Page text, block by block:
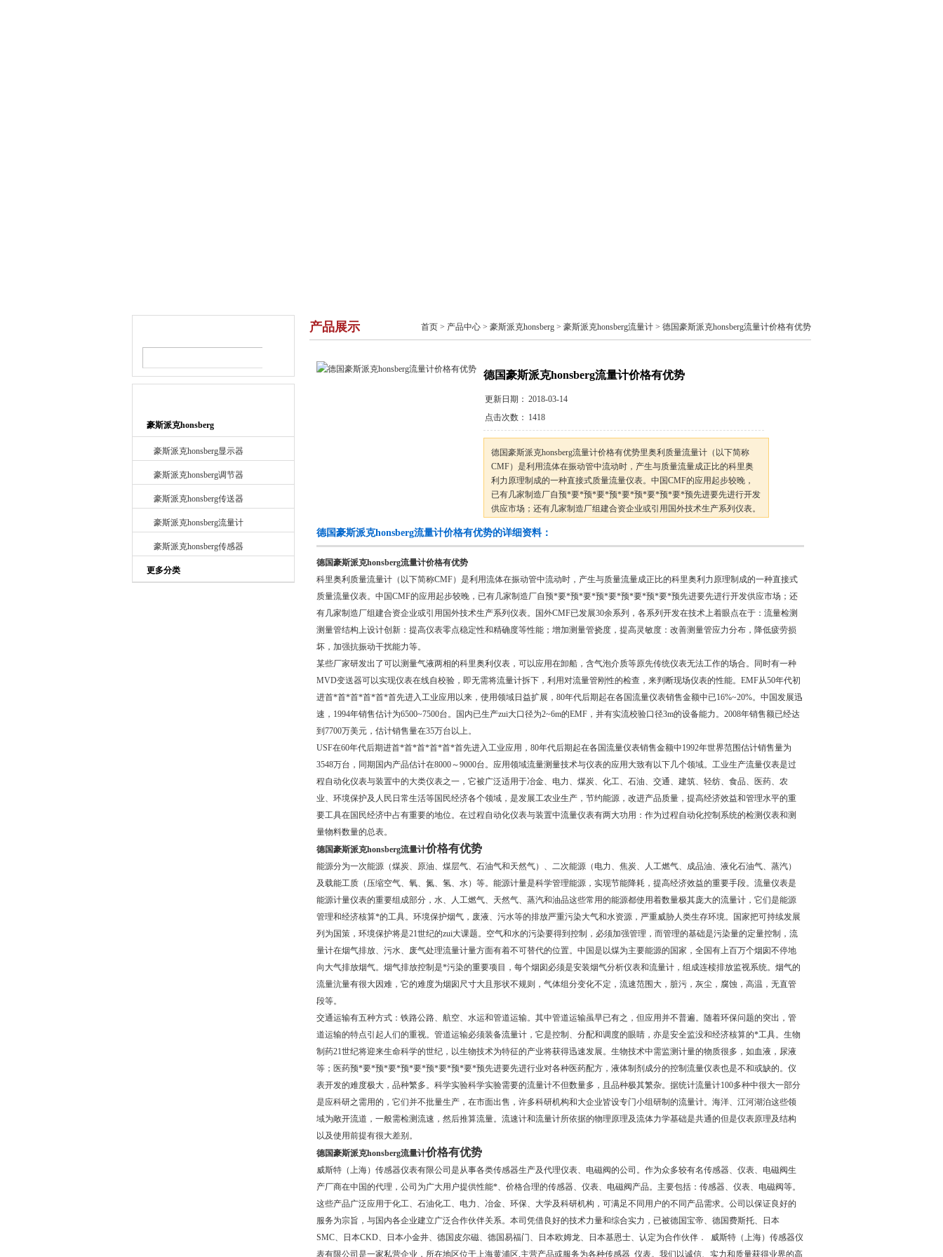
豪斯派克honsberg
豪斯派克honsberg显示器
豪斯派克honsberg调节器
豪斯派克honsberg传送器
豪斯派克honsberg流量计
豪斯派克honsberg传感器
更多分类
产品展示 首页 > 产品中心 > 豪斯派克honsberg > 豪斯派克honsberg流量计 > 德国豪斯派克honsberg流量计价格有优势
德国豪斯派克honsberg流量计价格有优势
更新日期： 2018-03-14
点击次数： 1418
德国豪斯派克honsberg流量计价格有优势里奥利质量流量计（以下简称
CMF）是利用流体在振动管中流动时，产生与质量流量成正比的科里奥
利力原理制成的一种直接式质量流量仪表。中国CMF的应用起步较晚，
已有几家制造厂自预*要*预*要*预*要*预*要*预*要*预先进要先进行开发
供应市场；还有几家制造厂组建合资企业或引用国外技术生产系列仪表。
测量管结构上设计创新：提高仪表零点稳定性和精确度等
德国豪斯派克honsberg流量计价格有优势的详细资料：
德国豪斯派克honsberg流量计价格有优势
科里奥利质量流量计（以下简称CMF）是利用流体在振动管中流动时，产生与质量流量成正比的科里奥利力原理制成的一种直接式
质量流量仪表。中国CMF的应用起步较晚，已有几家制造厂自预*要*预*要*预*要*预*要*预*要*预先进要先进行开发供应市场；还
有几家制造厂组建合资企业或引用国外技术生产系列仪表。国外CMF已发展30余系列，各系列开发在技术上着眼点在于：流量检测
测量管结构上设计创新：提高仪表零点稳定性和精确度等性能；增加测量管挠度，提高灵敏度：改善测量管应力分布，降低疲劳损
坏，加强抗振动干扰能力等。
某些厂家研发出了可以测量气液两相的科里奥利仪表，可以应用在卸船，含气泡介质等原先传统仪表无法工作的场合。同时有一种
MVD变送器可以实现仪表在线自校验，即无需将流量计拆下，利用对流量管刚性的检查，来判断现场仪表的性能。EMF从50年代初
进首*首*首*首*首*首先进入工业应用以来，使用领域日益扩展，80年代后期起在各国流量仪表销售金额中已16%~20%。中国发展迅
速，1994年销售估计为6500~7500台。国内已生产zui大口径为2~6m的EMF，并有实流校验口径3m的设备能力。2008年销售额已经达
到7700万美元，估计销售量在35万台以上。
USF在60年代后期进首*首*首*首*首*首先进入工业应用，80年代后期起在各国流量仪表销售金额中1992年世界范围估计销售量为
3548万台，同期国内产品估计在8000～9000台。应用领域流量测量技术与仪表的应用大致有以下几个领域。工业生产流量仪表是过
程自动化仪表与装置中的大类仪表之一，它被广泛适用于冶金、电力、煤炭、化工、石油、交通、建筑、轻纺、食品、医药、农
业、环境保护及人民日常生活等国民经济各个领域，是发展工农业生产，节约能源，改进产品质量，提高经济效益和管理水平的重
要工具在国民经济中占有重要的地位。在过程自动化仪表与装置中流量仪表有两大功用：作为过程自动化控制系统的检测仪表和测
量物料数量的总表。
德国豪斯派克honsberg流量计价格有优势
能源分为一次能源（煤炭、原油、煤层气、石油气和天然气）、二次能源（电力、焦炭、人工燃气、成品油、液化石油气、蒸汽）
及载能工质（压缩空气、氧、氮、氢、水）等。能源计量是科学管理能源，实现节能降耗，提高经济效益的重要手段。流量仪表是
能源计量仪表的重要组成部分，水、人工燃气、天然气、蒸汽和油品这些常用的能源都使用着数量极其庞大的流量计，它们是能源
管理和经济核算*的工具。环境保护烟气，废液、污水等的排放严重污染大气和水资源，严重威胁人类生存环境。国家把可持续发展
列为国策，环境保护将是21世纪的zui大课题。空气和水的污染要得到控制，必须加强管理，而管理的基础是污染量的定量控制，流
量计在烟气排放、污水、废气处理流量计量方面有着不可替代的位置。中国是以煤为主要能源的国家，全国有上百万个烟囱不停地
向大气排放烟气。烟气排放控制是*污染的重要项目，每个烟囱必须是安装烟气分析仪表和流量计，组成连椟排放监视系统。烟气的
流量沆量有很大因难，它的难度为烟囱尺寸大且形状不规则，气体组分变化不定，流速范围大，脏污，灰尘，腐蚀，高温，无直管
段等。
交通运输有五种方式：铁路公路、航空、水运和管道运输。其中管道运输虽早已有之，但应用并不普遍。随着环保问题的突出，管
道运输的特点引起人们的重视。管道运输必须装备流量计，它是控制、分配和调度的眼睛，亦是安全监没和经济核算的*工具。生物
制药21世纪将迎来生命科学的世纪，以生物技术为特征的产业将获得迅速发展。生物技术中需监测计量的物质很多，如血液，尿液
等；医药预*要*预*要*预*要*预*要*预*要*预先进要先进行业对各种医药配方，液体制剂成分的控制流量仪表也是不和或缺的。仪
表开发的难度极大，品种繁多。科学实验科学实验需要的流量计不但数量多，且品种极其繁杂。据统计流量计100多种中很大一部分
是应科研之需用的，它们并不批量生产，在市面出售，许多科研机构和大企业皆设专门小组研制的流量计。海洋、江河湖泊这些领
域为敞开流道，一般需检测流速，然后推算流量。流速计和流量计所依据的物理原理及流体力学基础是共通的但是仪表原理及结构
以及使用前提有很大差别。
德国豪斯派克honsberg流量计价格有优势
威斯特（上海）传感器仪表有限公司是从事各类传感器生产及代理仪表、电磁阀的公司。作为众多较有名传感器、仪表、电磁阀生
产厂商在中国的代理，公司为广大用户提供性能*、价格合理的传感器、仪表、电磁阀产品。主要包括：传感器、仪表、电磁阀等。
这些产品广泛应用于化工、石油化工、电力、冶金、环保、大学及科研机构，可满足不同用户的不同产品需求。公司以保证良好的
服务为宗旨，与国内各企业建立广泛合作伙伴关系。本司凭借良好的技术力量和综合实力，已被德国宝帝、德国费斯托、日本
SMC、日本CKD、日本小金井、德国皮尔磁、德国易福门、日本欧姆龙、日本基恩士、认定为合作伙伴． 威斯特（上海）传感器仪
表有限公司是一家私营企业，所在地区位于上海黄浦区,主营产品或服务为各种传感器 仪表。我们以诚信、实力和质量获得业界的高